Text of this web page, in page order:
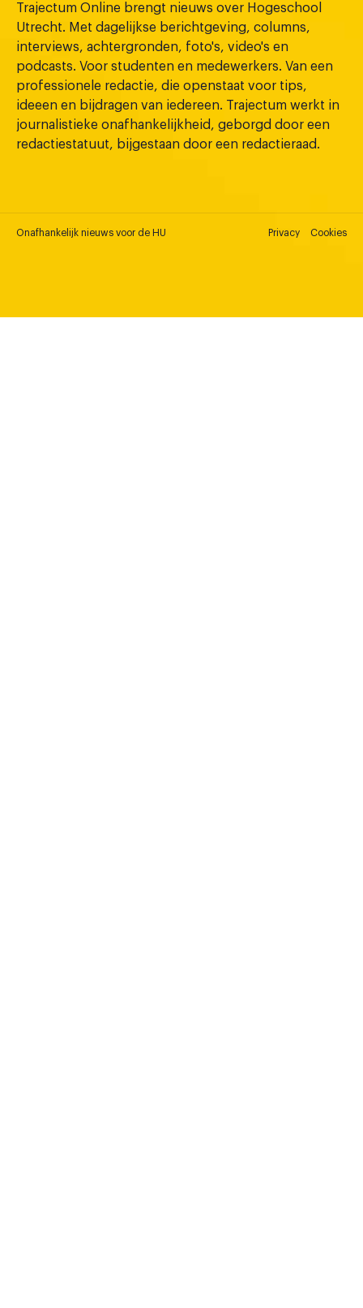
Trajectum Online brengt nieuws over Hogeschool
Utrecht. Met dagelijkse berichtgeving, columns,
interviews, achtergronden, foto's, video's en
podcasts. Voor studenten en medewerkers. Van een
professionele redactie, die openstaat voor tips,
ideeen en bijdragen van iedereen. Trajectum werkt in
journalistieke onafhankelijkheid, geborgd door een
redactiestatuut, bijgestaan door een redactieraad.
Onafhankelijk nieuws voor de HU Privacy Cookies